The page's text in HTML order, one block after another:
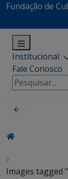
Fundação de
Institucional
Fale Conosco
Pesquisar
por:
Images tagged